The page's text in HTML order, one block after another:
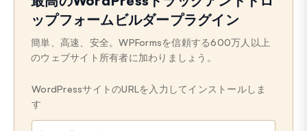
ップフォームビルダープラグイン
簡単、高速、安全。WPFormsを信頼する600万人以上
のウェブサイト所有者に加わりましょう。
WordPressサイトのURLを入力してインストールしま
す